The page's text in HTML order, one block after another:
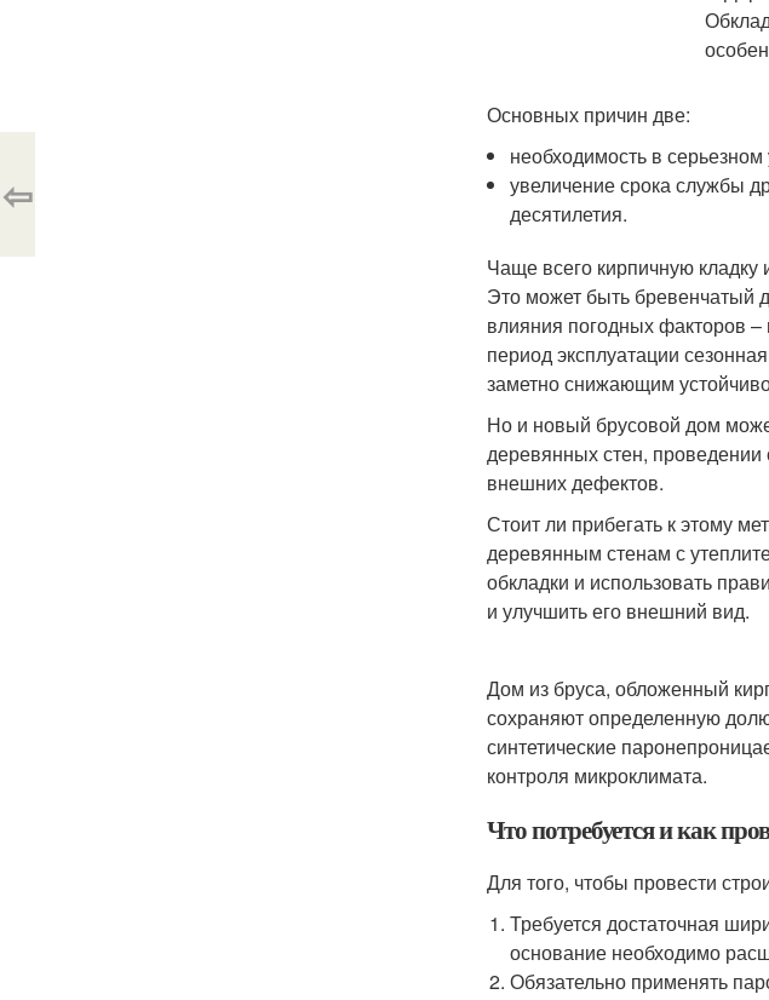
Основных причин две:
необходимость в
увеличение срока службы
десятилетия.
Чаще всего кирпичную кладку
Это может быть бревенчатый
влияния погодных факторов
период эксплуатации
заметно снижающим
Но и новый брусовой дом
деревянных стен, проведении
внешних дефектов.
Стоит ли прибегать к этому
деревянным стенам с
обкладки и использовать
и улучшить его внешний вид.
Дом из бруса, обложенный
сохраняют определенную
синтетические
контроля микроклимата.
Что потребуется и как
Для того, чтобы провести
Требуется достаточная
основание необходимо
Обязательно применять
⇦